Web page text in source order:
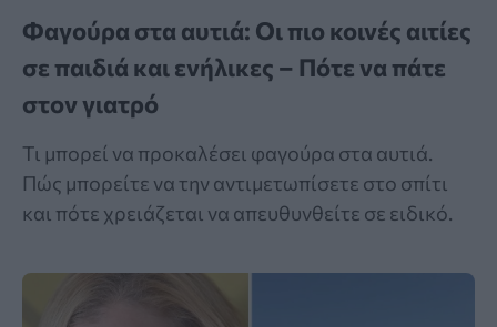
Φαγούρα στα αυτιά: Οι πιο κοινές αιτίες
σε παιδιά και ενήλικες – Πότε να πάτε
στον γιατρό
Τι μπορεί να προκαλέσει φαγούρα στα αυτιά.
Πώς μπορείτε να την αντιμετωπίσετε στο σπίτι
και πότε χρειάζεται να απευθυνθείτε σε ειδικό.